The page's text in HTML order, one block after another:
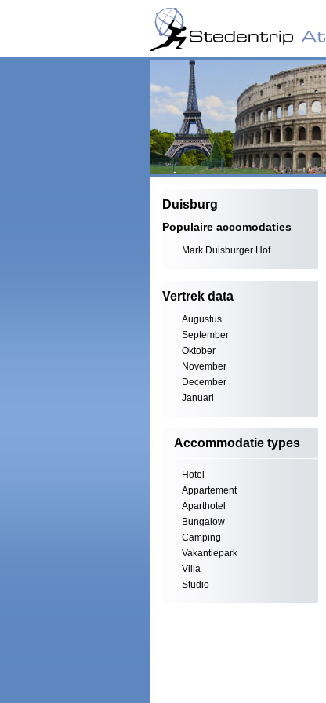
Duisburg
Populaire accomodaties
Mark Duisburger Hof
Vertrek data
Augustus
September
Oktober
November
December
Januari
Accommodatie types
Hotel
Appartement
Aparthotel
Bungalow
Camping
Vakantiepark
Villa
Studio